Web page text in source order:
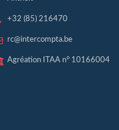
+32 (85) 216470
rc@intercompta.be
Agréation ITAA n° 10166004